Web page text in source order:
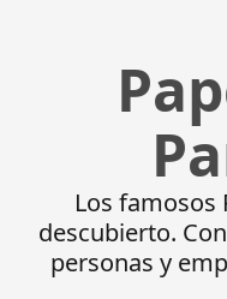
Los famosos
descubierto.
personas y